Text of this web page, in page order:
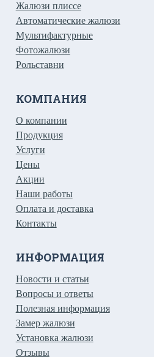
Жалюзи плиссе
Автоматические жалюзи
Мультифактурные
Фотожалюзи
Рольставни
КОМПАНИЯ
О компании
Продукция
Услуги
Цены
Акции
Наши работы
Оплата и доставка
Контакты
ИНФОРМАЦИЯ
Новости и статьи
Вопросы и ответы
Полезная информация
Замер жалюзи
Установка жалюзи
Отзывы